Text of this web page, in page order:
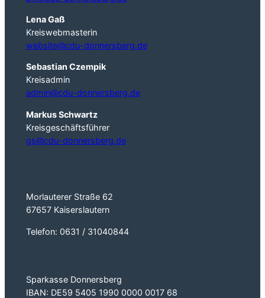
Lena Gaß
Kreiswebmasterin
website@cdu-donnersberg.de
Sebastian Czempik
Kreisadmin
admin@cdu-donnersberg.de
Markus Schwartz
Kreisgeschäftsführer
gs@cdu-donnersberg.de
Morlauterer Straße 62
67657 Kaiserslautern
Telefon: 0631 / 31040844
Sparkasse Donnersberg
IBAN: DE59 5405 1990 0000 0017 68